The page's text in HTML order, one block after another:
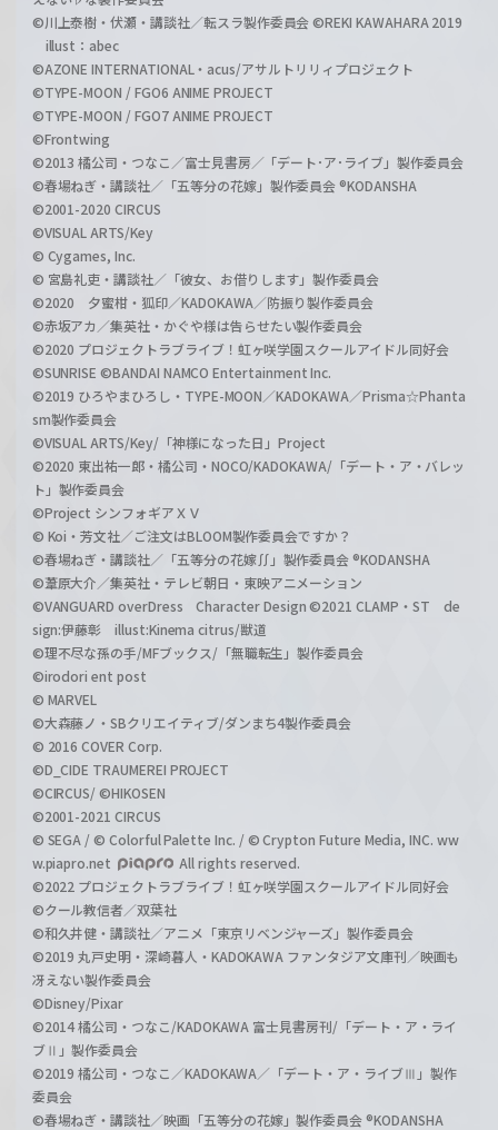
©川上泰樹・伏瀬・講談社／転スラ製作委員会 ©REKI KAWAHARA 2019
illust：abec
©AZONE INTERNATIONAL・acus/アサルトリリィプロジェクト
©TYPE-MOON / FGO6 ANIME PROJECT
©TYPE-MOON / FGO7 ANIME PROJECT
©Frontwing
©2013 橘公司・つなこ／富士見書房／「デート･ア･ライブ」製作委員会
©春場ねぎ・講談社／「五等分の花嫁」製作委員会 ®KODANSHA
©2001-2020 CIRCUS
©VISUAL ARTS/Key
© Cygames, Inc.
© 宮島礼吏・講談社／「彼女、お借りします」製作委員会
©2020 夕蜜柑・狐印／KADOKAWA／防振り製作委員会
©赤坂アカ／集英社・かぐや様は告らせたい製作委員会
©2020 プロジェクトラブライブ！虹ヶ咲学園スクールアイドル同好会
©SUNRISE ©BANDAI NAMCO Entertainment Inc.
©2019 ひろやまひろし・TYPE-MOON／KADOKAWA／Prisma☆Phanta
sm製作委員会
©VISUAL ARTS/Key/「神様になった日」Project
©2020 東出祐一郎・橘公司・NOCO/KADOKAWA/「デート・ア・バレッ
ト」製作委員会
©Project シンフォギアＸＶ
© Koi・芳文社／ご注文はBLOOM製作委員会ですか？
©春場ねぎ・講談社／「五等分の花嫁∬」製作委員会 ®KODANSHA
©葦原大介／集英社・テレビ朝日・東映アニメーション
©VANGUARD overDress Character Design ©2021 CLAMP・ST de
sign:伊藤彰 illust:Kinema citrus/獣道
©理不尽な孫の手/MFブックス/「無職転生」製作委員会
©irodori ent post
© MARVEL
©大森藤ノ・SBクリエイティブ/ダンまち4製作委員会
© 2016 COVER Corp.
©D_CIDE TRAUMEREI PROJECT
©CIRCUS/ ©HIKOSEN
©2001-2021 CIRCUS
© SEGA / © Colorful Palette Inc. / © Crypton Future Media, INC. ww
w.piapro.net
All rights reserved.
©2022 プロジェクトラブライブ！虹ヶ咲学園スクールアイドル同好会
©クール教信者／双葉社
©和久井健・講談社／アニメ「東京リベンジャーズ」製作委員会
©2019 丸戸史明・深崎暮人・KADOKAWA ファンタジア文庫刊／映画も
冴えない製作委員会
©Disney/Pixar
©2014 橘公司・つなこ/KADOKAWA 富士見書房刊/「デート・ア・ライ
ブⅡ」製作委員会
©2019 橘公司・つなこ／KADOKAWA／「デート・ア・ライブⅢ」製作
委員会
©春場ねぎ・講談社／映画「五等分の花嫁」製作委員会 ®KODANSHA